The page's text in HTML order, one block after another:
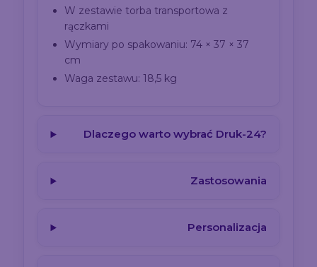
W zestawie torba transportowa z
rączkami
Wymiary po spakowaniu: 74 × 37 × 37
cm
Waga zestawu: 18,5 kg
Dlaczego warto wybrać Druk-24?
Zastosowania
Personalizacja